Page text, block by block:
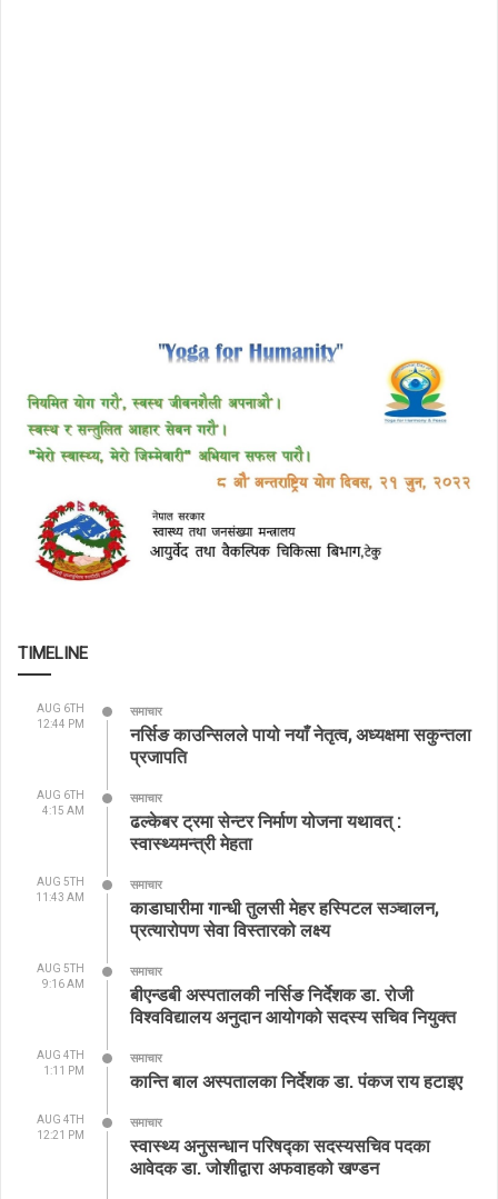
TIMELINE
AUG 6TH
12:44 PM
समाचार
नर्सिङ काउन्सिलले पायो नयाँ नेतृत्व, अध्यक्षमा सकुन्तला
प्रजापति
AUG 6TH
4:15 AM
समाचार
ढल्केबर ट्रमा सेन्टर निर्माण योजना यथावत् :
स्वास्थ्यमन्त्री मेहता
AUG 5TH
11:43 AM
समाचार
काडाघारीमा गान्धी तुलसी मेहर हस्पिटल सञ्चालन,
प्रत्यारोपण सेवा विस्तारको लक्ष्य
AUG 5TH
9:16 AM
समाचार
बीएन्डबी अस्पतालकी नर्सिङ निर्देशक डा. रोजी
विश्वविद्यालय अनुदान आयोगको सदस्य सचिव नियुक्त
AUG 4TH
1:11 PM
समाचार
कान्ति बाल अस्पतालका निर्देशक डा. पंकज राय हटाइए
AUG 4TH
12:21 PM
समाचार
स्वास्थ्य अनुसन्धान परिषद्का सदस्यसचिव पदका
आवेदक डा. जोशीद्वारा अफवाहको खण्डन